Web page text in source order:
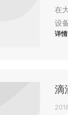
在
设
详情
滴